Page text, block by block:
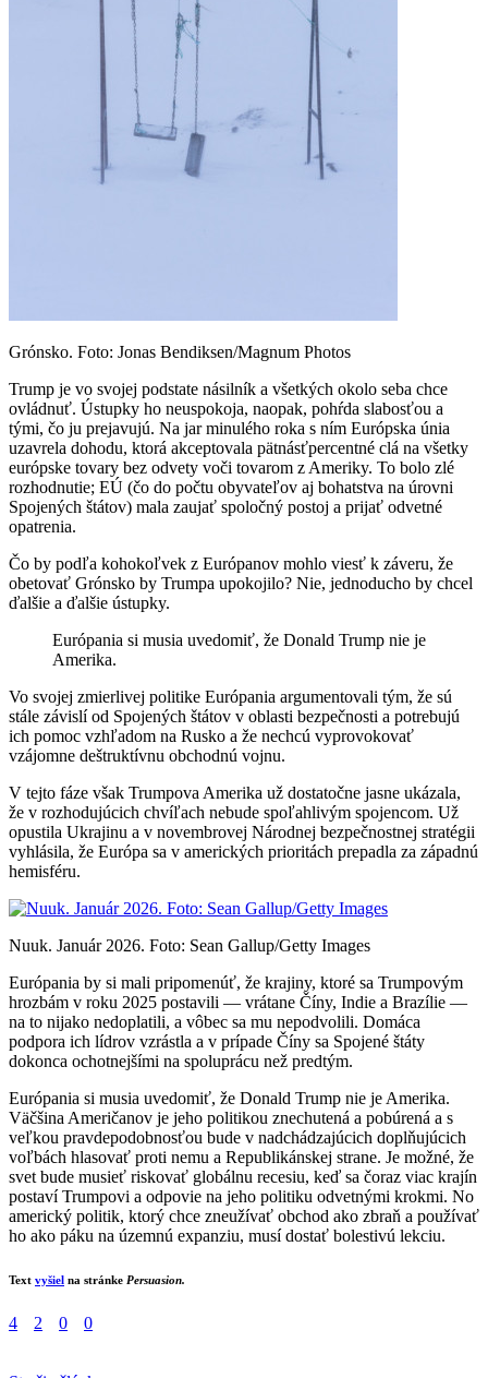
Grónsko. Foto: Jonas Bendiksen/Magnum Photos
Trump je vo svojej podstate násilník a všetkých okolo seba chce
ovládnuť. Ústupky ho neuspokoja, naopak, pohŕda slabosťou a
tými, čo ju prejavujú. Na jar minulého roka s ním Európska únia
uzavrela dohodu, ktorá akceptovala pätnásťpercentné clá na všetky
európske tovary bez odvety voči tovarom z Ameriky. To bolo zlé
rozhodnutie; EÚ (čo do počtu obyvateľov aj bohatstva na úrovni
Spojených štátov) mala zaujať spoločný postoj a prijať odvetné
opatrenia.
Čo by podľa kohokoľvek z Európanov mohlo viesť k záveru, že
obetovať Grónsko by Trumpa upokojilo? Nie, jednoducho by chcel
ďalšie a ďalšie ústupky.
Európania si musia uvedomiť, že Donald Trump nie je
Amerika.
Vo svojej zmierlivej politike Európania argumentovali tým, že sú
stále závislí od Spojených štátov v oblasti bezpečnosti a potrebujú
ich pomoc vzhľadom na Rusko a že nechcú vyprovokovať
vzájomne deštruktívnu obchodnú vojnu.
V tejto fáze však Trumpova Amerika už dostatočne jasne ukázala,
že v rozhodujúcich chvíľach nebude spoľahlivým spojencom. Už
opustila Ukrajinu a v novembrovej Národnej bezpečnostnej stratégii
vyhlásila, že Európa sa v amerických prioritách prepadla za západnú
hemisféru.
Nuuk. Január 2026. Foto: Sean Gallup/Getty Images
Európania by si mali pripomenúť, že krajiny, ktoré sa Trumpovým
hrozbám v roku 2025 postavili — vrátane Číny, Indie a Brazílie —
na to nijako nedoplatili, a vôbec sa mu nepodvolili. Domáca
podpora ich lídrov vzrástla a v prípade Číny sa Spojené štáty
dokonca ochotnejšími na spoluprácu než predtým.
Európania si musia uvedomiť, že Donald Trump nie je Amerika.
Väčšina Američanov je jeho politikou znechutená a pobúrená a s
veľkou pravdepodobnosťou bude v nadchádzajúcich doplňujúcich
voľbách hlasovať proti nemu a Republikánskej strane. Je možné, že
svet bude musieť riskovať globálnu recesiu, keď sa čoraz viac krajín
postaví Trumpovi a odpovie na jeho politiku odvetnými krokmi. No
americký politik, ktorý chce zneužívať obchod ako zbraň a používať
ho ako páku na územnú expanziu, musí dostať bolestivú lekciu.
Text vyšiel na stránke Persuasion.
4 2 0 0